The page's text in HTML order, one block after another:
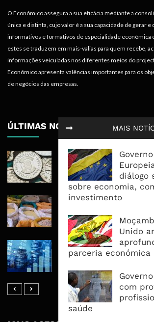
MAIS
diálogo
sobre economia,
investimento
Unido
parceria económica
com
saúde
O Económico assegura a sua eficácia mediante a
única e distinta, cujo valor é a sua capacidade de gerar
informativos e formativos de especialidade económica
estes se traduzem em mais-valias para quem recebe,
informações veiculadas nos diferentes meios do
Económico apresenta valências importantes para os
de negócios das empresas.
ÚLTIMAS NOTÍCIAS
Economia
Recuperar em 2026,
Dívida e Divisas
Commodities
Oferta Confortável
Dívida Pública Sobe
PIB e Pressão Desloca-